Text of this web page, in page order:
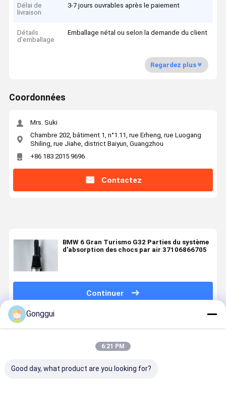
Délai de
livraison
3-7 jours ouvrables après le paiement
Détails
d'emballage
Emballage nétal ou selon la demande du client
Regardez plus
Coordonnées
Mrs. Suki
Chambre 202, bâtiment 1, n°1.11, rue Erheng, rue Luogang
Shiling, rue Jiahe, district Baiyun, Guangzhou
+86 183 2015 9696
Contactez
BMW 6 Gran Turismo G32 Parties du système
d'absorption des chocs par air 37106866705
Continuer
Produits Recommandés
Gonggui
6:21 PM
Good day, what product are you looking for?